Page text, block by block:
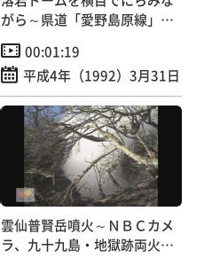
がら～県道「愛野島原線」２
00:01:19
平成4年（1992）3月31日
雲仙普賢岳噴火～ＮＢＣカメ
ラ、九十九島・地獄跡両火口